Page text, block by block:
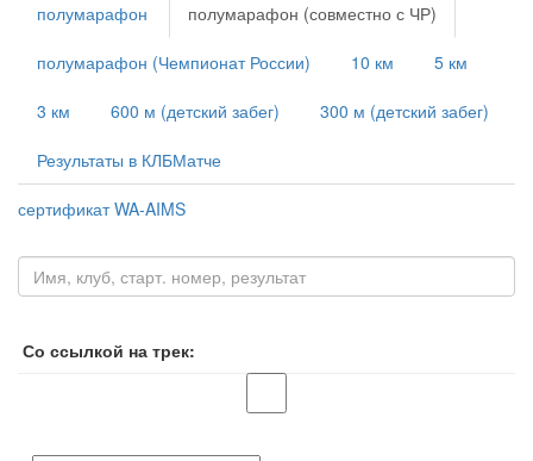
полумарафон полумарафон (совместно с ЧР)
полумарафон (Чемпионат России) 10 км 5 км
3 км 600 м (детский забег) 300 м (детский забег)
Результаты в КЛБМатче
сертификат WA-AIMS
Со ссылкой на трек: